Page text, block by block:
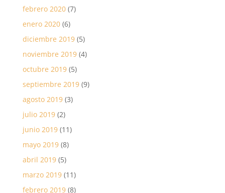
febrero 2020(7)
enero 2020(6)
diciembre 2019(5)
noviembre 2019(4)
octubre 2019(5)
septiembre 2019(9)
agosto 2019(3)
julio 2019(2)
junio 2019(11)
mayo 2019(8)
abril 2019(5)
marzo 2019(11)
febrero 2019(8)